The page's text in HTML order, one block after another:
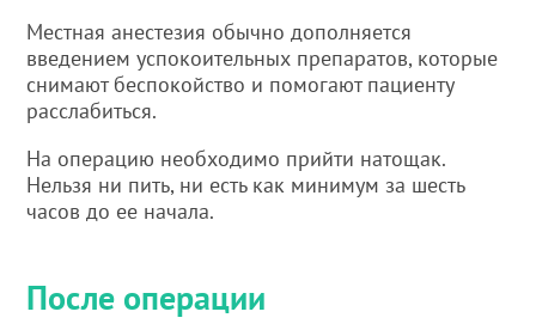
Местная анестезия обычно дополняется
введением успокоительных препаратов, которые
снимают беспокойство и помогают пациенту
расслабиться.
На операцию необходимо прийти натощак.
Нельзя ни пить, ни есть как минимум за шесть
часов до ее начала.
После операции